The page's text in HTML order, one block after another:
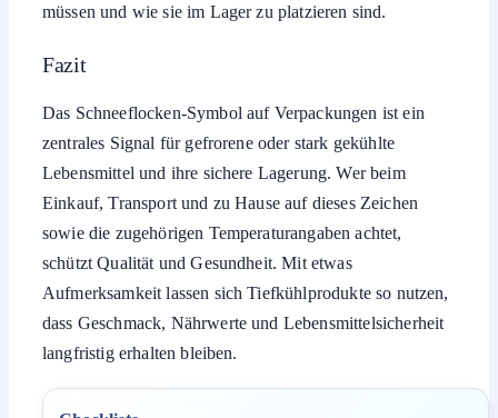
müssen und wie sie im Lager zu platzieren sind.
Fazit
Das Schneeflocken-Symbol auf Verpackungen ist ein
zentrales Signal für gefrorene oder stark gekühlte
Lebensmittel und ihre sichere Lagerung. Wer beim
Einkauf, Transport und zu Hause auf dieses Zeichen
sowie die zugehörigen Temperaturangaben achtet,
schützt Qualität und Gesundheit. Mit etwas
Aufmerksamkeit lassen sich Tiefkühlprodukte so nutzen,
dass Geschmack, Nährwerte und Lebensmittelsicherheit
langfristig erhalten bleiben.